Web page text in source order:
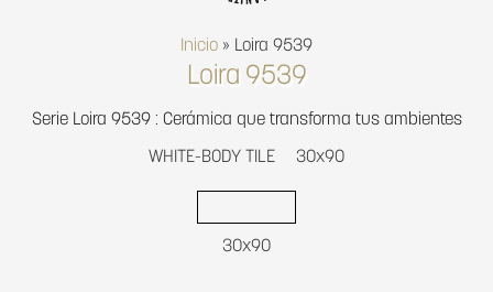
Inicio » Loira 9539
Loira 9539
Serie Loira 9539 : Cerámica que transforma tus ambientes
WHITE-BODY TILE 30x90
30x90